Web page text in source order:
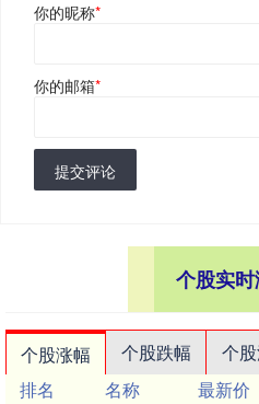
你的昵称*
你的邮箱*
提交评论
个股实
个股涨幅 个股跌幅 个
排名
名称 最新价